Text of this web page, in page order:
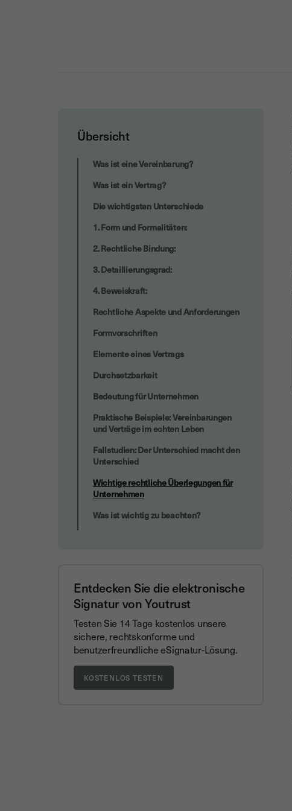
Übersicht
Wichtige rechtliche Überlegungen für
Was ist eine Vereinbarung?
Was ist ein Vertrag?
Die wichtigsten Unterschiede
1. Form und Formalitäten:
2. Rechtliche Bindung:
3. Detaillierungsgrad:
4. Beweiskraft:
Rechtliche Aspekte und Anforderungen
Formvorschriften
Elemente eines Vertrags
Durchsetzbarkeit
Bedeutung für Unternehmen
Praktische Beispiele: Vereinbarungen
und Verträge im echten Leben
Fallstudien: Der Unterschied macht den
Unterschied
Wichtige rechtliche Überlegungen für
Unternehmen
Was ist wichtig zu beachten?
Entdecken Sie die elektronische
Signatur von Youtrust
Testen Sie 14 Tage kostenlos unsere
sichere, rechtskonforme und
benutzerfreundliche eSignatur-Lösung.